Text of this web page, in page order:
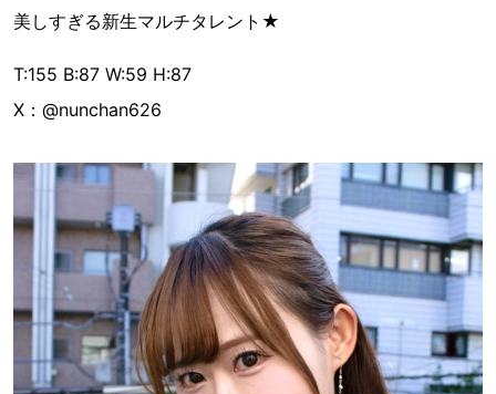
美しすぎる新生マルチタレント★
T:155 B:87 W:59 H:87
X：@nunchan626